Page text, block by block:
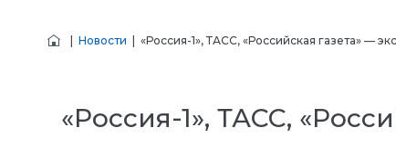
Новости | «Россия-1», ТАСС, «Российская газета» —
«Россия-1», ТАСС,